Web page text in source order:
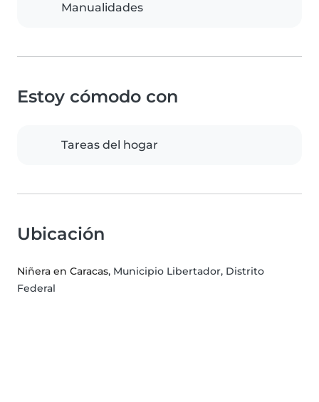
Manualidades
Estoy cómodo con
Tareas del hogar
Ubicación
Niñera en Caracas, Municipio Libertador, Distrito
Federal